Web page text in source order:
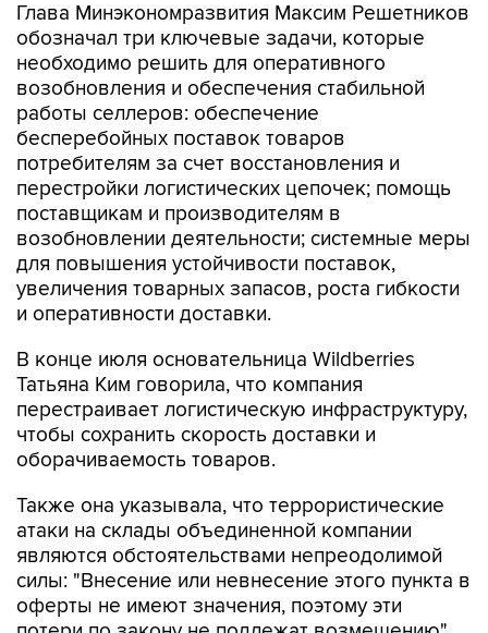
Глава Минэкономразвития Максим Решетников
обозначал три ключевые задачи, которые
необходимо решить для оперативного
возобновления и обеспечения стабильной
работы селлеров: обеспечение
бесперебойных поставок товаров
потребителям за счет восстановления и
перестройки логистических цепочек; помощь
поставщикам и производителям в
возобновлении деятельности; системные меры
для повышения устойчивости поставок,
увеличения товарных запасов, роста гибкости
и оперативности доставки.
В конце июля основательница Wildberries
Татьяна Ким говорила, что компания
перестраивает логистическую инфраструктуру,
чтобы сохранить скорость доставки и
оборачиваемость товаров.
Также она указывала, что террористические
атаки на склады объединенной компании
являются обстоятельствами непреодолимой
силы: "Внесение или невнесение этого пункта в
оферты не имеют значения, поэтому эти